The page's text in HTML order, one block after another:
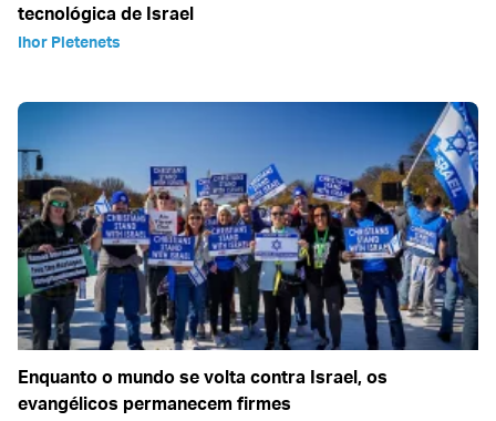
tecnológica de Israel
Ihor Pletenets
Enquanto o mundo se volta contra Israel, os
evangélicos permanecem firmes